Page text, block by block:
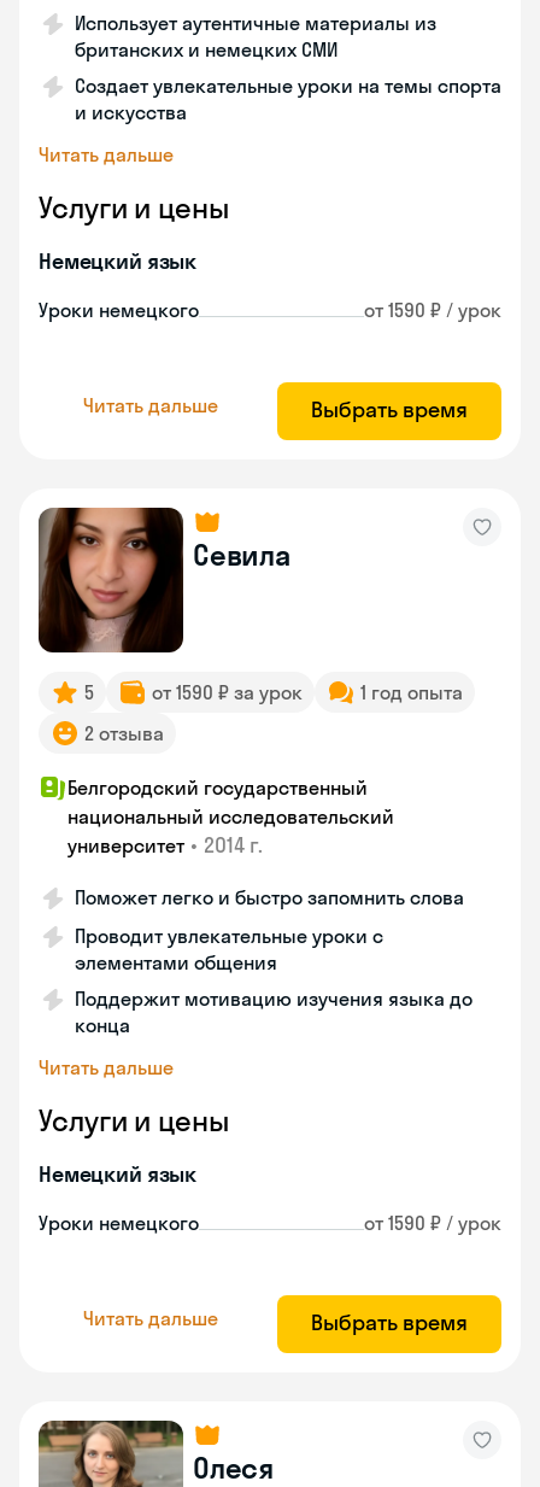
Использует аутентичные материалы из
британских и немецких СМИ
Создает увлекательные уроки на темы спорта
и искусства
Читать дальше
Услуги и цены
Немецкий язык
Уроки немецкого от 1590 ₽ / урок
Читать дальше Выбрать время
Севила
5 от 1590 ₽ за урок
1 год опыта
2 отзыва
Белгородский государственный
национальный исследовательский
университет • 2014 г.
Поможет легко и быстро запомнить слова
Проводит увлекательные уроки с
элементами общения
Поддержит мотивацию изучения языка до
конца
Читать дальше
Услуги и цены
Немецкий язык
Уроки немецкого от 1590 ₽ / урок
Читать дальше Выбрать время
Олеся